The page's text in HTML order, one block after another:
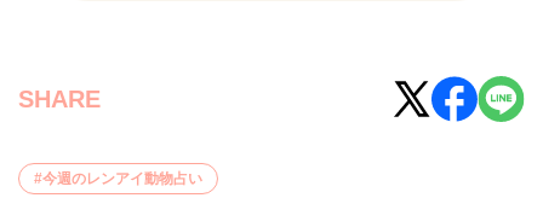
SHARE
今週のレンアイ動物占い